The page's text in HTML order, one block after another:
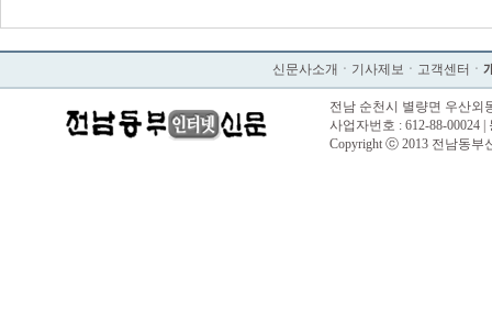
신문사소개 ㆍ 기사제보 ㆍ 고객센터 ㆍ
전남 순천시 별량면 우산외
사업자번호 : 612-88-00024
Copyright ⓒ 2013 전남동부